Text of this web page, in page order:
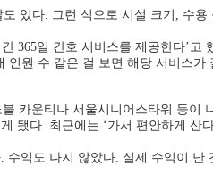
있다. 그런 식으로 시설 크기, 수
365일 간호 서비스를 제공한다’고
원 수 같은 걸 보면 해당 서비스가
카운티나 서울시니어스타워 등이
됐다. 최근에는 ‘가서 편안하게 산
익도 나지 않았다. 실제 수익이 난